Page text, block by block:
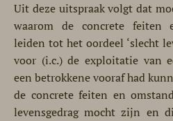
Uit deze uitspraak volgt dat
waarom de concrete feiten
leiden tot het oordeel ‘slecht
voor (i.c.) de exploitatie van
een betrokkene vooraf had
de concrete feiten en
levensgedrag mocht zijn en